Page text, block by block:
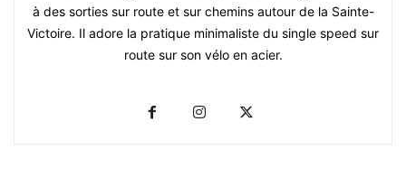
à des sorties sur route et sur chemins autour de la Sainte-
Victoire. Il adore la pratique minimaliste du single speed sur
route sur son vélo en acier.